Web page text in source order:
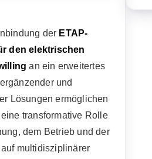
der ETAP-
den elektrischen
an ein erweitertes
und
Lösungen ermöglichen
transformative Rolle
dem Betrieb und der
multidisziplinärer